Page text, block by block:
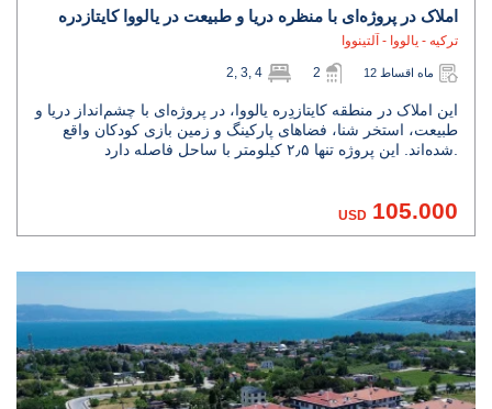
املاک در پروژه‌ای با منظره دریا و طبیعت در یالووا کایتازدره
ترکیه - یالووا - آلتینووا
2, 3, 4 2 12 ماه اقساط
این املاک در منطقه کایتازدِره یالووا، در پروژه‌ای با چشم‌انداز دریا و
طبیعت، استخر شنا، فضاهای پارکینگ و زمین بازی کودکان واقع
105.000
USD